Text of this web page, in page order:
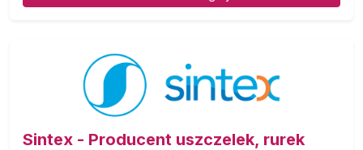
Sintex - Producent uszczelek, rurek